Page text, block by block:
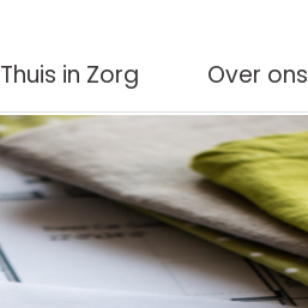
Thuis in Zorg Over ons